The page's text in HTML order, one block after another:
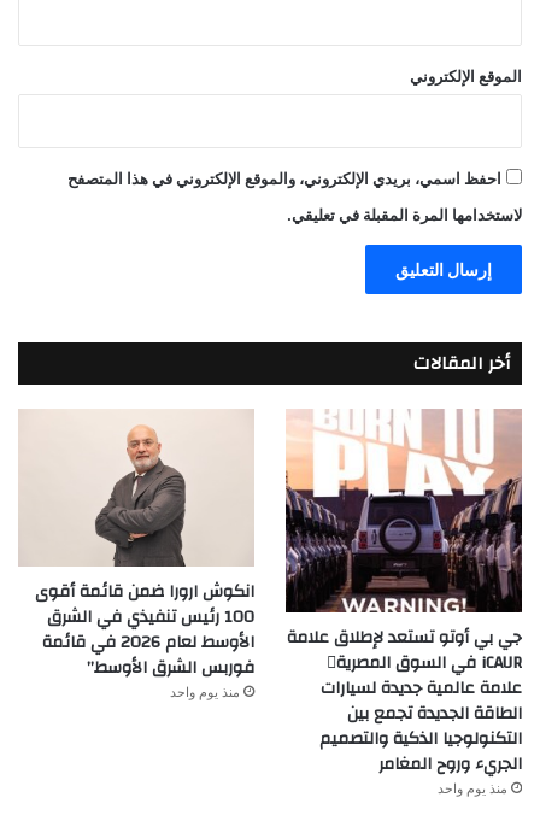
الموقع الإلكتروني
احفظ اسمي، بريدي الإلكتروني، والموقع الإلكتروني في هذا المتصفح
لاستخدامها المرة المقبلة في تعليقي.
أخر المقالات
جي بي أوتو تستعد لإطلاق علامة
iCAUR في السوق المصرية
علامة عالمية جديدة لسيارات
الطاقة الجديدة تجمع بين
التكنولوجيا الذكية والتصميم
الجريء وروح المغامر
منذ يوم واحد
انكوش ارورا ضمن قائمة أقوى
100 رئيس تنفيذي في الشرق
الأوسط لعام 2026 في قائمة
فوربس الشرق الأوسط”
منذ يوم واحد